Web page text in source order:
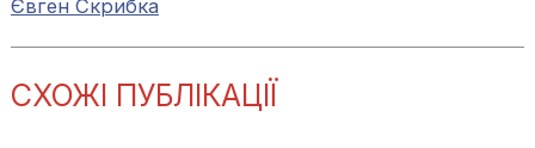
Євген Скрибка
СХОЖІ ПУБЛІКАЦІЇ